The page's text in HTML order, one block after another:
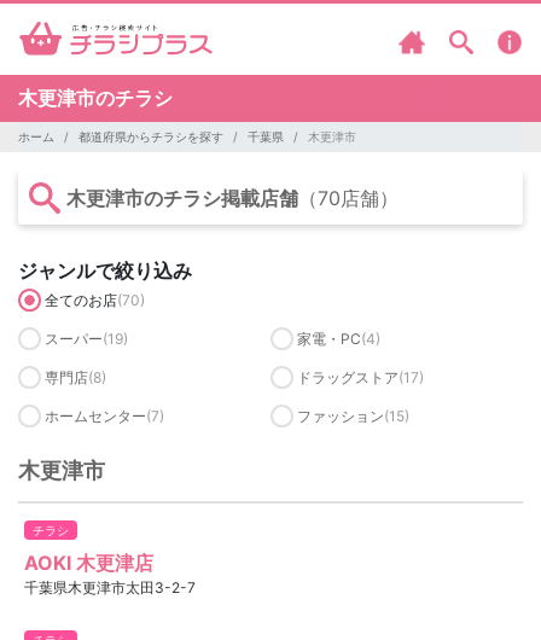
木更津市のチラシ
ホーム 都道府県からチラシを探す 千葉県 木更津市
木更津市のチラシ掲載店舗 （70店舗）
ジャンルで絞り込み
全てのお店(70)
スーパー(19) 家電・PC(4)
専門店(8) ドラッグストア(17)
ホームセンター(7) ファッション(15)
木更津市
チラシ
AOKI 木更津店
千葉県木更津市太田3-2-7